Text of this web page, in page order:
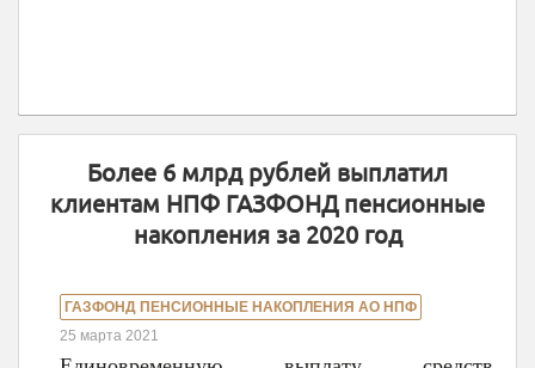
Более 6 млрд рублей выплатил
клиентам НПФ ГАЗФОНД пенсионные
накопления за 2020 год
ГАЗФОНД ПЕНСИОННЫЕ НАКОПЛЕНИЯ АО НПФ
25 марта 2021